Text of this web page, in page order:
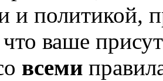
и политикой,
ваше
всеми